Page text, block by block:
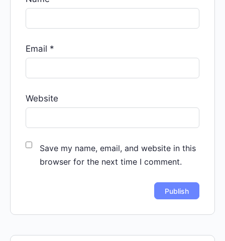
Email *
Website
Save my name, email, and website in this
browser for the next time I comment.